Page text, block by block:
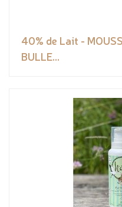
40% de Lait -
BULLE...